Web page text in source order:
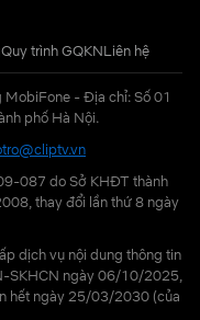
Quy trình GQKNLiên hệ
MobiFone - Địa chỉ: Số 01
phố Hà Nội.
087 do Sở KHĐT thành
thay đổi lần thứ 8 ngày
dịch vụ nội dung thông tin
SKHCN ngày 06/10/2025,
hết ngày 25/03/2030 (của